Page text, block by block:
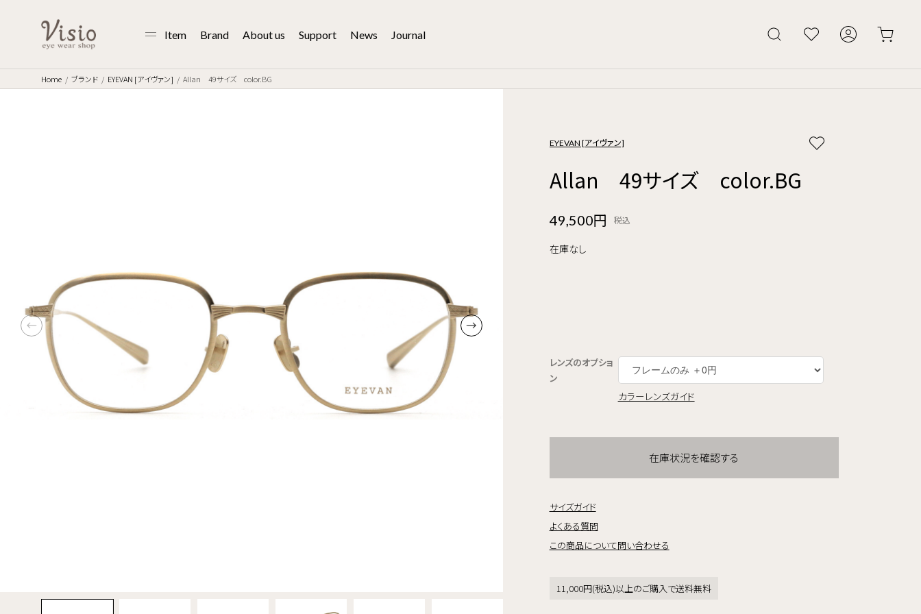
Item Brand About us Support News Journal
Home ブランド EYEVAN [アイヴァン] Allan 49サイズ color.BG
EYEVAN [アイヴァン]
Allan 49サイズ color.BG
49,500円 税込
在庫なし
レンズのオプショ
ン
カラーレンズガイド
在庫状況を確認する
サイズガイド
よくある質問
この商品について問い合わせる
11,000円(税込)以上のご購入で送料無料